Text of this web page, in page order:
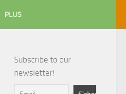
PLUS
Subscribe to our
newsletter!